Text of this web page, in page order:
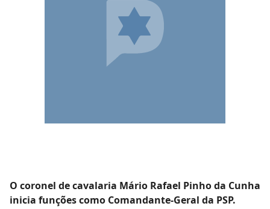
O coronel de cavalaria Mário Rafael Pinho da Cunha
inicia funções como Comandante-Geral da PSP.